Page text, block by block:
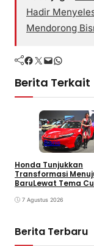
Hadir
Mendorong
Facebook Twitter Mail WhatsApp
Berita Terkait
Bisnis
Honda Tunjukkan
Transformasi
BaruLewat Tema
7 Agustus 2026
Berita Terbaru